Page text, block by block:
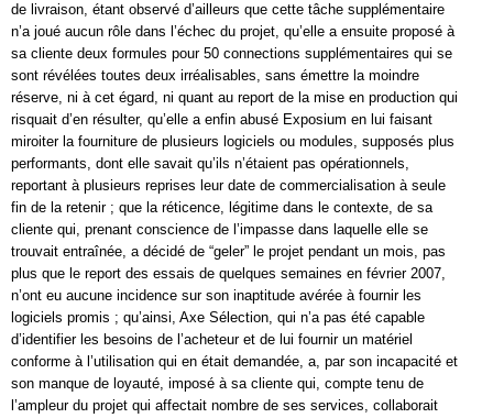
de livraison, étant observé d’ailleurs que cette tâche supplémentaire
n’a joué aucun rôle dans l’échec du projet, qu’elle a ensuite proposé à
sa cliente deux formules pour 50 connections supplémentaires qui se
sont révélées toutes deux irréalisables, sans émettre la moindre
réserve, ni à cet égard, ni quant au report de la mise en production qui
risquait d’en résulter, qu’elle a enfin abusé Exposium en lui faisant
miroiter la fourniture de plusieurs logiciels ou modules, supposés plus
performants, dont elle savait qu’ils n’étaient pas opérationnels,
reportant à plusieurs reprises leur date de commercialisation à seule
fin de la retenir ; que la réticence, légitime dans le contexte, de sa
cliente qui, prenant conscience de l’impasse dans laquelle elle se
trouvait entraînée, a décidé de “geler” le projet pendant un mois, pas
plus que le report des essais de quelques semaines en février 2007,
n’ont eu aucune incidence sur son inaptitude avérée à fournir les
logiciels promis ; qu’ainsi, Axe Sélection, qui n’a pas été capable
d’identifier les besoins de l’acheteur et de lui fournir un matériel
conforme à l’utilisation qui en était demandée, a, par son incapacité et
son manque de loyauté, imposé à sa cliente qui, compte tenu de
l’ampleur du projet qui affectait nombre de ses services, collaborait